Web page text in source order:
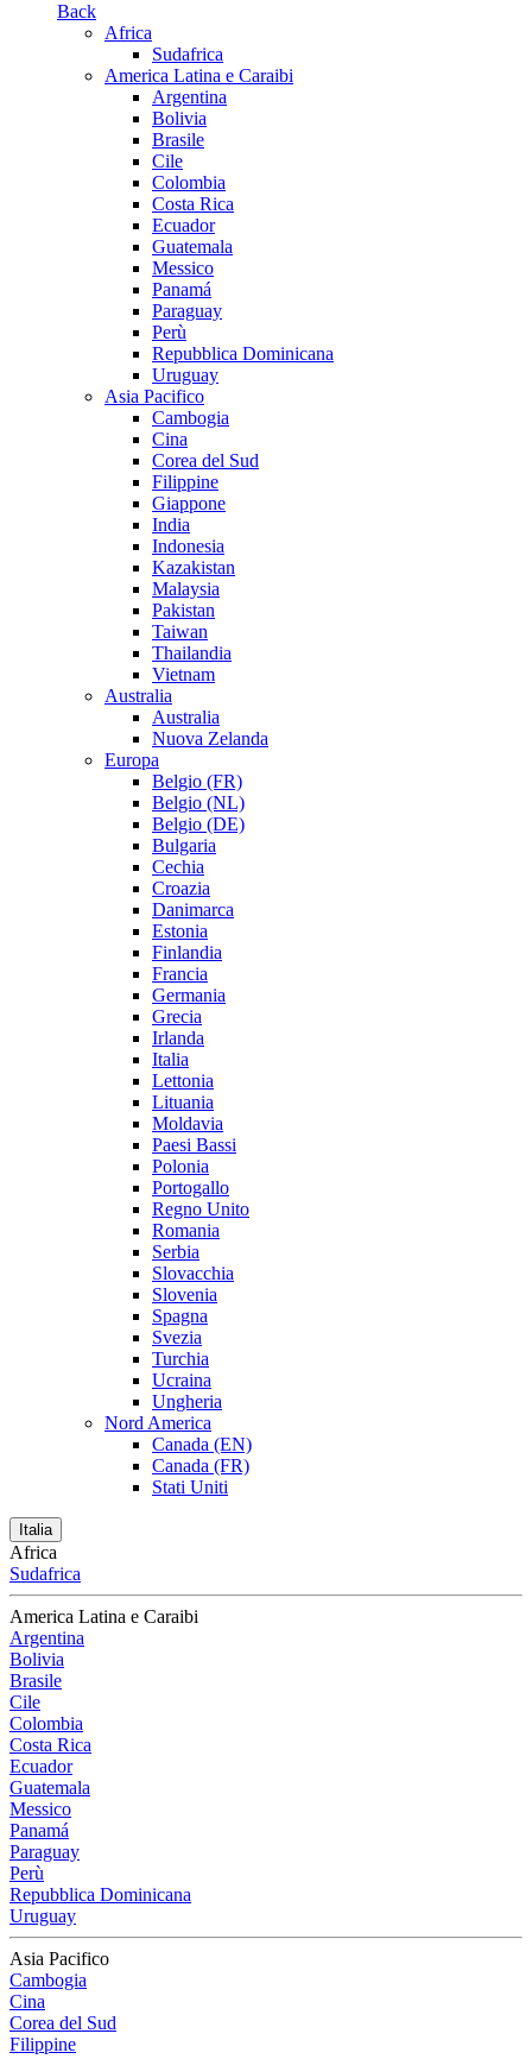
Back
Africa
Sudafrica
America Latina e Caraibi
Argentina
Bolivia
Brasile
Cile
Colombia
Costa Rica
Ecuador
Guatemala
Messico
Panamá
Paraguay
Perù
Repubblica Dominicana
Uruguay
Asia Pacifico
Cambogia
Cina
Corea del Sud
Filippine
Giappone
India
Indonesia
Kazakistan
Malaysia
Pakistan
Taiwan
Thailandia
Vietnam
Australia
Australia
Nuova Zelanda
Europa
Belgio (FR)
Belgio (NL)
Belgio (DE)
Bulgaria
Cechia
Croazia
Danimarca
Estonia
Finlandia
Francia
Germania
Grecia
Irlanda
Italia
Lettonia
Lituania
Moldavia
Paesi Bassi
Polonia
Portogallo
Regno Unito
Romania
Serbia
Slovacchia
Slovenia
Spagna
Svezia
Turchia
Ucraina
Ungheria
Nord America
Canada (EN)
Canada (FR)
Stati Uniti
Italia
Africa
Sudafrica
America Latina e Caraibi
Argentina
Bolivia
Brasile
Cile
Colombia
Costa Rica
Ecuador
Guatemala
Messico
Panamá
Paraguay
Perù
Repubblica Dominicana
Uruguay
Asia Pacifico
Cambogia
Cina
Corea del Sud
Filippine